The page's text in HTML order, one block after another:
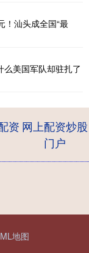
！汕头成全国“最
美国军队却驻扎了
资 网上配资炒股
门户
地图